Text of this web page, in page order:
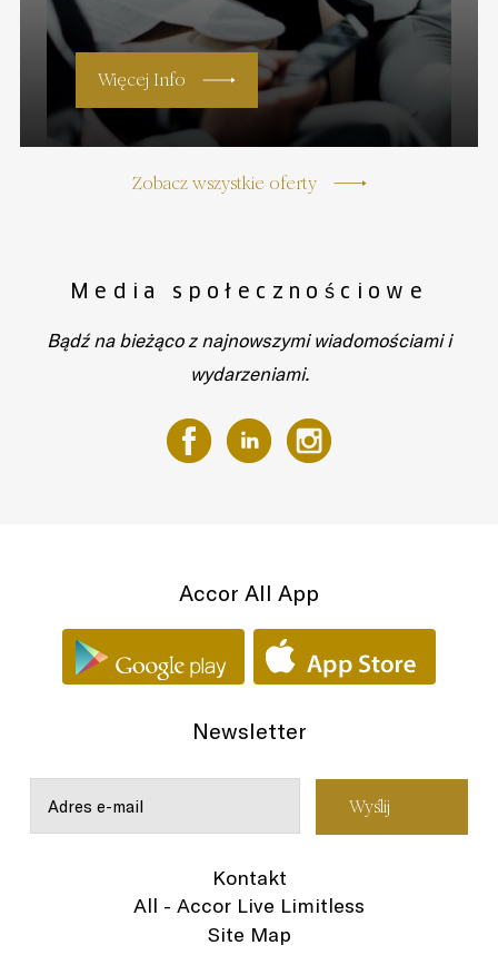
Więcej Info
Zobacz wszystkie oferty
Media społecznościowe
Bądź na bieżąco z najnowszymi wiadomościami i
wydarzeniami.
Accor All App
Newsletter
Kontakt
All - Accor Live Limitless
Site Map